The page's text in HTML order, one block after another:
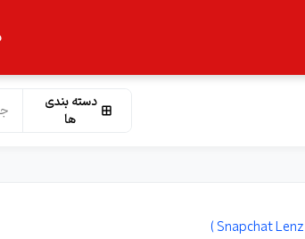
دسته بندی
ها